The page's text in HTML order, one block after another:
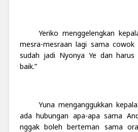
Yeriko menggelengkan
mesra-mesraan lagi sama cowok
sudah jadi Nyonya Ye dan
baik.”
Yuna menganggukkan
ada hubungan apa-apa sama
nggak boleh berteman sama